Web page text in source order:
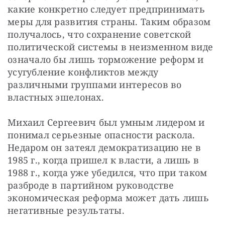
какие конкретно следует предпринимать
меры для развития страны. Таким образом
получалось, что сохранение советской
политической системы в неизменном виде
означало бы лишь торможение реформ и
усугубление конфликтов между
различными группами интересов во
властных эшелонах.
Михаил Сергеевич был умным лидером и
понимал серьезные опасности раскола.
Недаром он затеял демократизацию не в
1985 г., когда пришел к власти, а лишь в
1988 г., когда уже убедился, что при таком
разброде в партийном руководстве
экономическая реформа может дать лишь
негативные результаты.